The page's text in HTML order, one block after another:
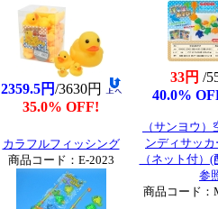
2359.5円/3630円
35.0% OFF!
33円 /
40.0%
カラフルフィッシング
商品コード：E-2023
（サンヨウ
ンディサッ
（ネット付）
参
商品コード：